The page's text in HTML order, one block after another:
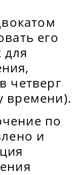
его
четверг
времени).
по
и